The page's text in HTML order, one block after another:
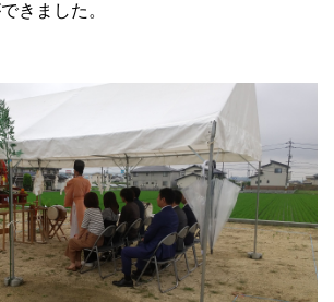
きました。